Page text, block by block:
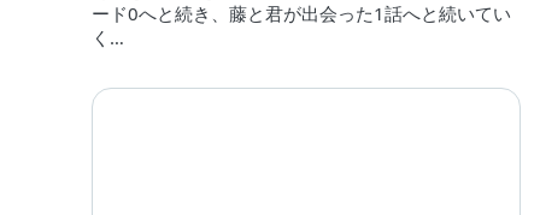
ード0へと続き、藤と君が出会った1話へと続いてい
く…